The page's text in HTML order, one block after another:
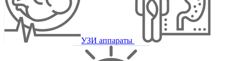
УЗИ аппараты